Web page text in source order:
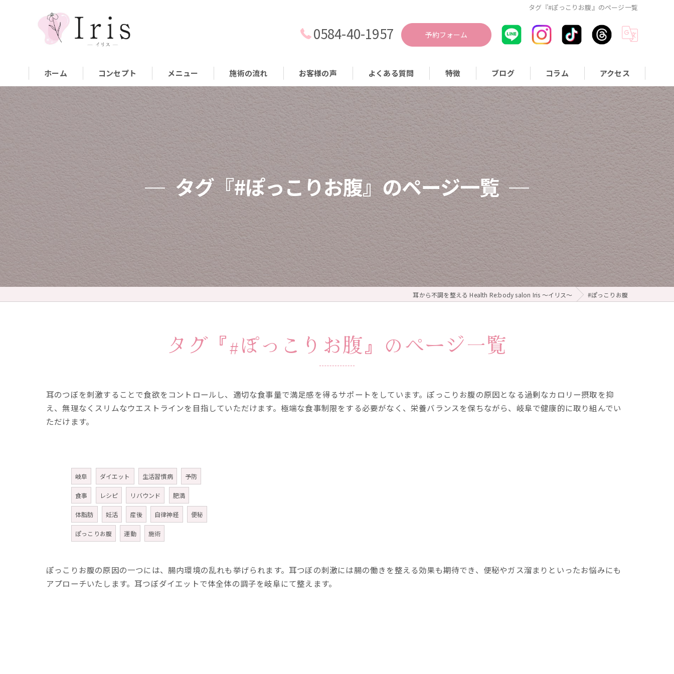
タグ『#ぽっこりお腹』のページ一覧
0584-40-1957 予約フォーム
ホーム コンセプト メニュー 施術の流れ お客様の声 よくある質問 特徴
耳つぼ
痩身
減量
生活習慣
食事指導
ブログ コラム アクセス
タグ『#ぽっこりお腹』のページ一覧
耳から不調を整える Health Re:body salon Iris ～イリス～ #ぽっこりお腹
タグ『#ぽっこりお腹』のページ一覧
耳のつぼを刺激することで食欲をコントロールし、適切な食事量で満足感を得るサポートをしています。ぽっこりお腹の原因となる過剰なカロリー摂取を抑
え、無理なくスリムなウエストラインを目指していただけます。極端な食事制限をする必要がなく、栄養バランスを保ちながら、岐阜で健康的に取り組んでい
ただけます。
岐阜 ダイエット 生活習慣病 予防
食事 レシピ リバウンド 肥満
体脂肪 妊活 産後 自律神経 便秘
ぽっこりお腹 運動 施術
ぽっこりお腹の原因の一つには、腸内環境の乱れも挙げられます。耳つぼの刺激には腸の働きを整える効果も期待でき、便秘やガス溜まりといったお悩みにも
アプローチいたします。耳つぼダイエットで体全体の調子を岐阜にて整えます。